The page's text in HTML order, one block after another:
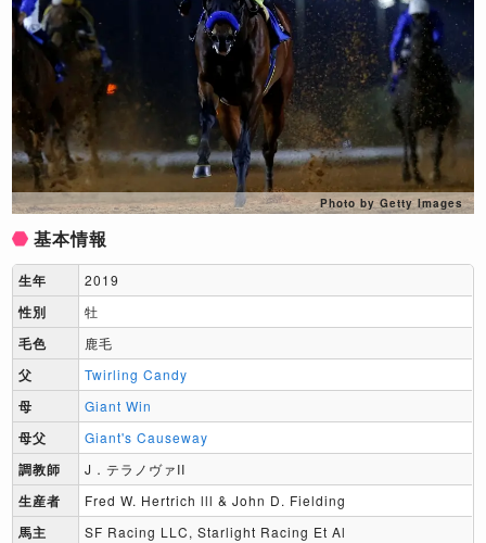
Photo by Getty Images
基本情報
生年 2019
性別 牡
毛色 鹿毛
父 Twirling Candy
母 Giant Win
母父 Giant's Causeway
調教師 J．テラノヴァII
生産者 Fred W. Hertrich lll & John D. Fielding
馬主 SF Racing LLC, Starlight Racing Et Al